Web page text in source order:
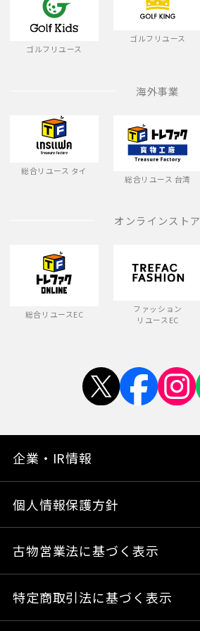
ゴルフリユース
ゴルフリユース
海外事業
総合リユース タイ
総合リユース 台湾
オンラインストア
総合リユースEC
ファッション
リユースEC
企業・IR情報
個人情報保護方針
古物営業法に基づく表示
特定商取引法に基づく表示